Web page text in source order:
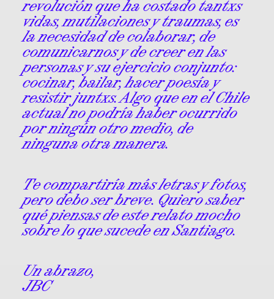
revolución que ha costado tantxs
vidas, mutilaciones y traumas, es
la necesidad de colaborar, de
comunicarnos y de creer en las
personas y su ejercicio conjunto:
cocinar, bailar, hacer poesía y
resistir juntxs. Algo que en el Chile
actual no podría haber ocurrido
por ningún otro medio, de
ninguna otra manera.
Te compartiría más letras y fotos,
pero debo ser breve. Quiero saber
qué piensas de este relato mocho
sobre lo que sucede en Santiago.
Un abrazo,
JBC